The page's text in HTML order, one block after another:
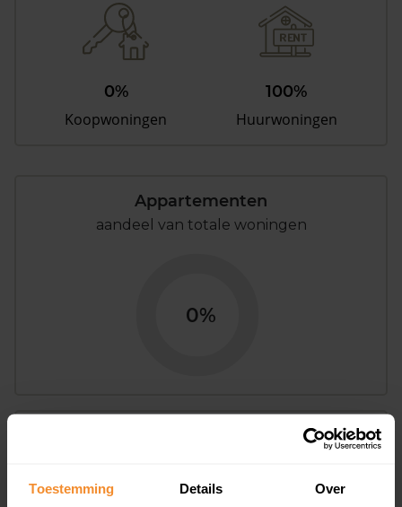
Toestemming Details Over
0%
Koopwoningen
100%
Huurwoningen
Appartementen
aandeel van totale woningen
0%